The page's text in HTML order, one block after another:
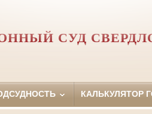
СУД
КАЛЬКУЛЯТОР